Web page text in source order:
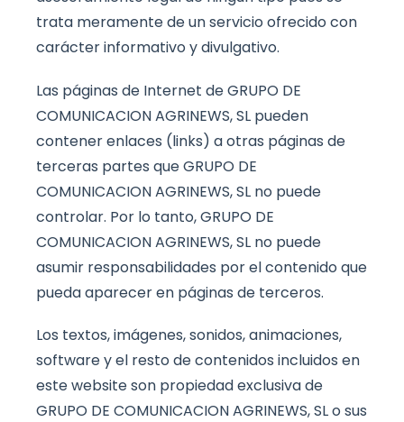
trata meramente de un servicio ofrecido con
carácter informativo y divulgativo.
Las páginas de Internet de GRUPO DE
COMUNICACION AGRINEWS, SL pueden
contener enlaces (links) a otras páginas de
terceras partes que GRUPO DE
COMUNICACION AGRINEWS, SL no puede
controlar. Por lo tanto, GRUPO DE
COMUNICACION AGRINEWS, SL no puede
asumir responsabilidades por el contenido que
pueda aparecer en páginas de terceros.
Los textos, imágenes, sonidos, animaciones,
software y el resto de contenidos incluidos en
este website son propiedad exclusiva de
GRUPO DE COMUNICACION AGRINEWS, SL o sus